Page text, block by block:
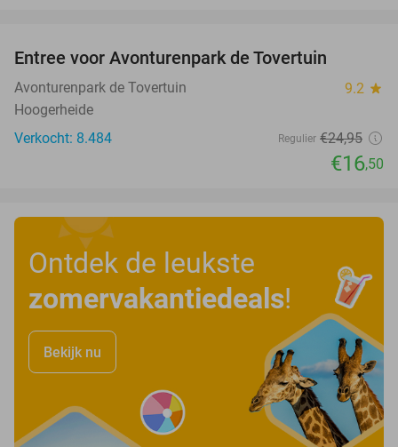
Entree voor Avonturenpark de Tovertuin
Avonturenpark de Tovertuin 9.2 star
Hoogerheide
Verkocht: 8.484
Regulier €24,95
€16,50
Ontdek de leukste
zomervakantiedeals!
Bekijk nu